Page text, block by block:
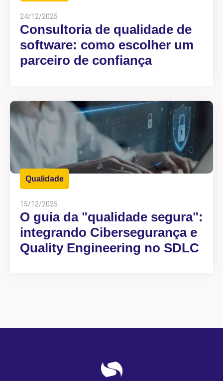
24/12/2025
Consultoria de qualidade de
software: como escolher um
parceiro de confiança
Qualidade
15/12/2025
O guia da "qualidade segura":
integrando Cibersegurança e
Quality Engineering no SDLC